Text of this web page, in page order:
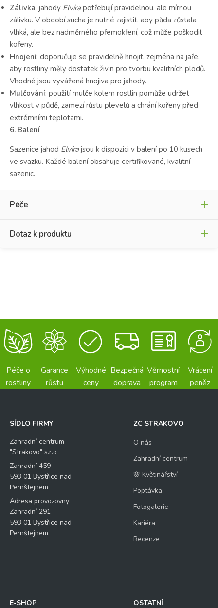
Zálivka: jahody Elvíra potřebují pravidelnou, ale mírnou
zálivku. V období sucha je nutné zajistit, aby půda zůstala
vlhká, ale bez nadměrného přemokření, což může poškodit
kořeny.
Hnojení: doporučuje se pravidelně hnojit, zejména na jaře,
aby rostliny měly dostatek živin pro tvorbu kvalitních plodů.
Vhodné jsou vyvážená hnojiva pro jahody.
Mulčování: použití mulče kolem rostlin pomůže udržet
vlhkost v půdě, zamezí růstu plevelů a chrání kořeny před
extrémními teplotami.
6. Balení
Sazenice jahod Elvíra jsou k dispozici v balení po 10 kusech
ve svazku. Každé balení obsahuje certifikované, kvalitní
sazenic.
Péče
Návod na pěstování
Dotaz k produktu
r
o
l
í
J
m
Křestní jméno Příjmení
E-mail
Váš dotaz*
Kontrolní otázka
12
*
2
Péče o
rostliny
Garance
růstu
Výhodné
ceny
Bezpečná
doprava
Věrnostní
program
Vrácení
peněz
SÍDLO FIRMY
Zahradní centrum
"Strakovo" s.r.o
Zahradní 459
593 01 Bystřice nad
Pernštejnem
Adresa provozovny:
Zahradní 291
593 01 Bystřice nad
Pernštejnem
ZC STRAKOVO
O nás
Zahradní centrum
🌸 Květinářství
Poptávka
Fotogalerie
Kariéra
Recenze
E-SHOP OSTATNÍ